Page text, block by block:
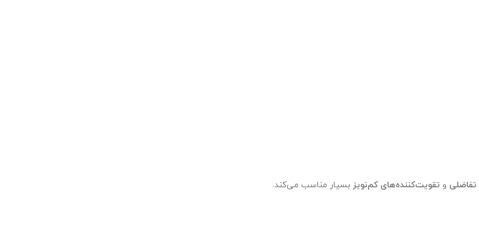
تفاضلی و تقویت‌کننده‌های کم‌نویز بسیار مناسب می‌کند.